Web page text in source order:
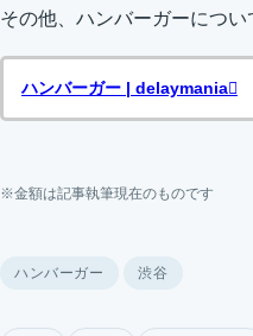
その他、ハンバーガーについ
ハンバーガー | delaymania
※金額は記事執筆現在のものです
ハンバーガー 渋谷